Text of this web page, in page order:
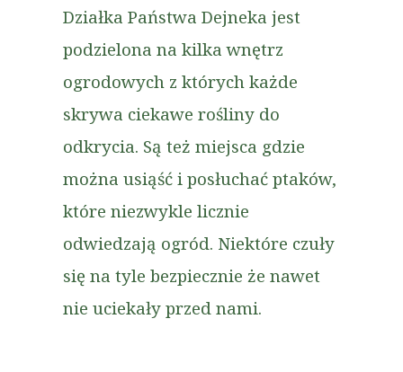
Działka Państwa Dejneka jest
podzielona na kilka wnętrz
ogrodowych z których każde
skrywa ciekawe rośliny do
odkrycia. Są też miejsca gdzie
można usiąść i posłuchać ptaków,
które niezwykle licznie
odwiedzają ogród. Niektóre czuły
się na tyle bezpiecznie że nawet
nie uciekały przed nami.